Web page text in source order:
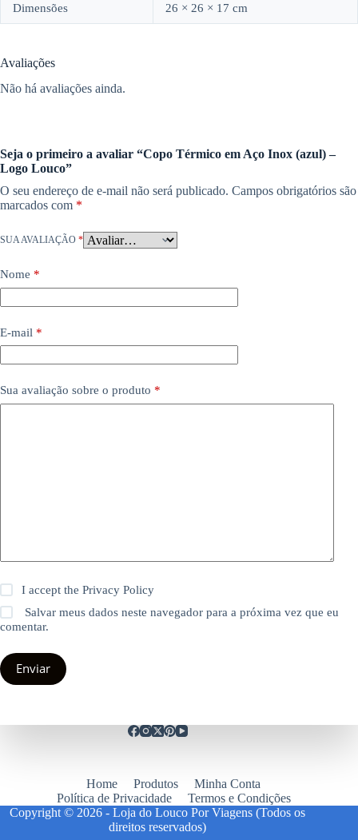
Dimensões 26 × 26 × 17 cm
Avaliações
Não há avaliações ainda.
Seja o primeiro a avaliar “Copo Térmico em Aço Inox (azul) –
Logo Louco”
O seu endereço de e-mail não será publicado. Campos obrigatórios são
marcados com *
SUA AVALIAÇÃO *
Nome *
E-mail *
Sua avaliação sobre o produto *
I accept thePrivacy Policy
Salvar meus dados neste navegador para a próxima vez que eu
comentar.
Enviar
Home Produtos
Minha Conta
Política de Privacidade
Termos e Condições
Copyright © 2026 - Loja do Louco Por Viagens (Todos os
direitos reservados)